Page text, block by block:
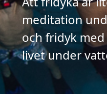
meditation
och fridyk
livet under